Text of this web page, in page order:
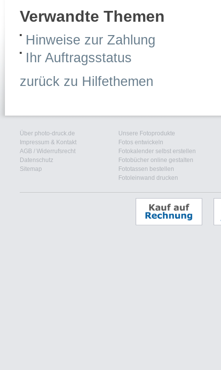
Verwandte Themen
Hinweise zur Zahlung
Ihr Auftragsstatus
zurück zu Hilfethemen
Über photo-druck.de
Impressum & Kontakt
AGB / Widerrufsrecht
Datenschutz
Sitemap
Unsere Fotoprodukte
Fotos entwickeln
Fotokalender selbst erstellen
Fotobücher online gestalten
Fototassen bestellen
Fotoleinwand drucken